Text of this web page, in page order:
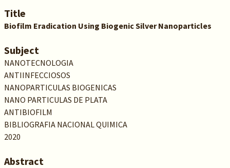
Title
Biofilm Eradication Using Biogenic Silver Nanoparticles
Subject
NANOTECNOLOGIA
ANTIINFECCIOSOS
NANOPARTICULAS BIOGENICAS
NANO PARTICULAS DE PLATA
ANTIBIOFILM
BIBLIOGRAFIA NACIONAL QUIMICA
2020
Abstract